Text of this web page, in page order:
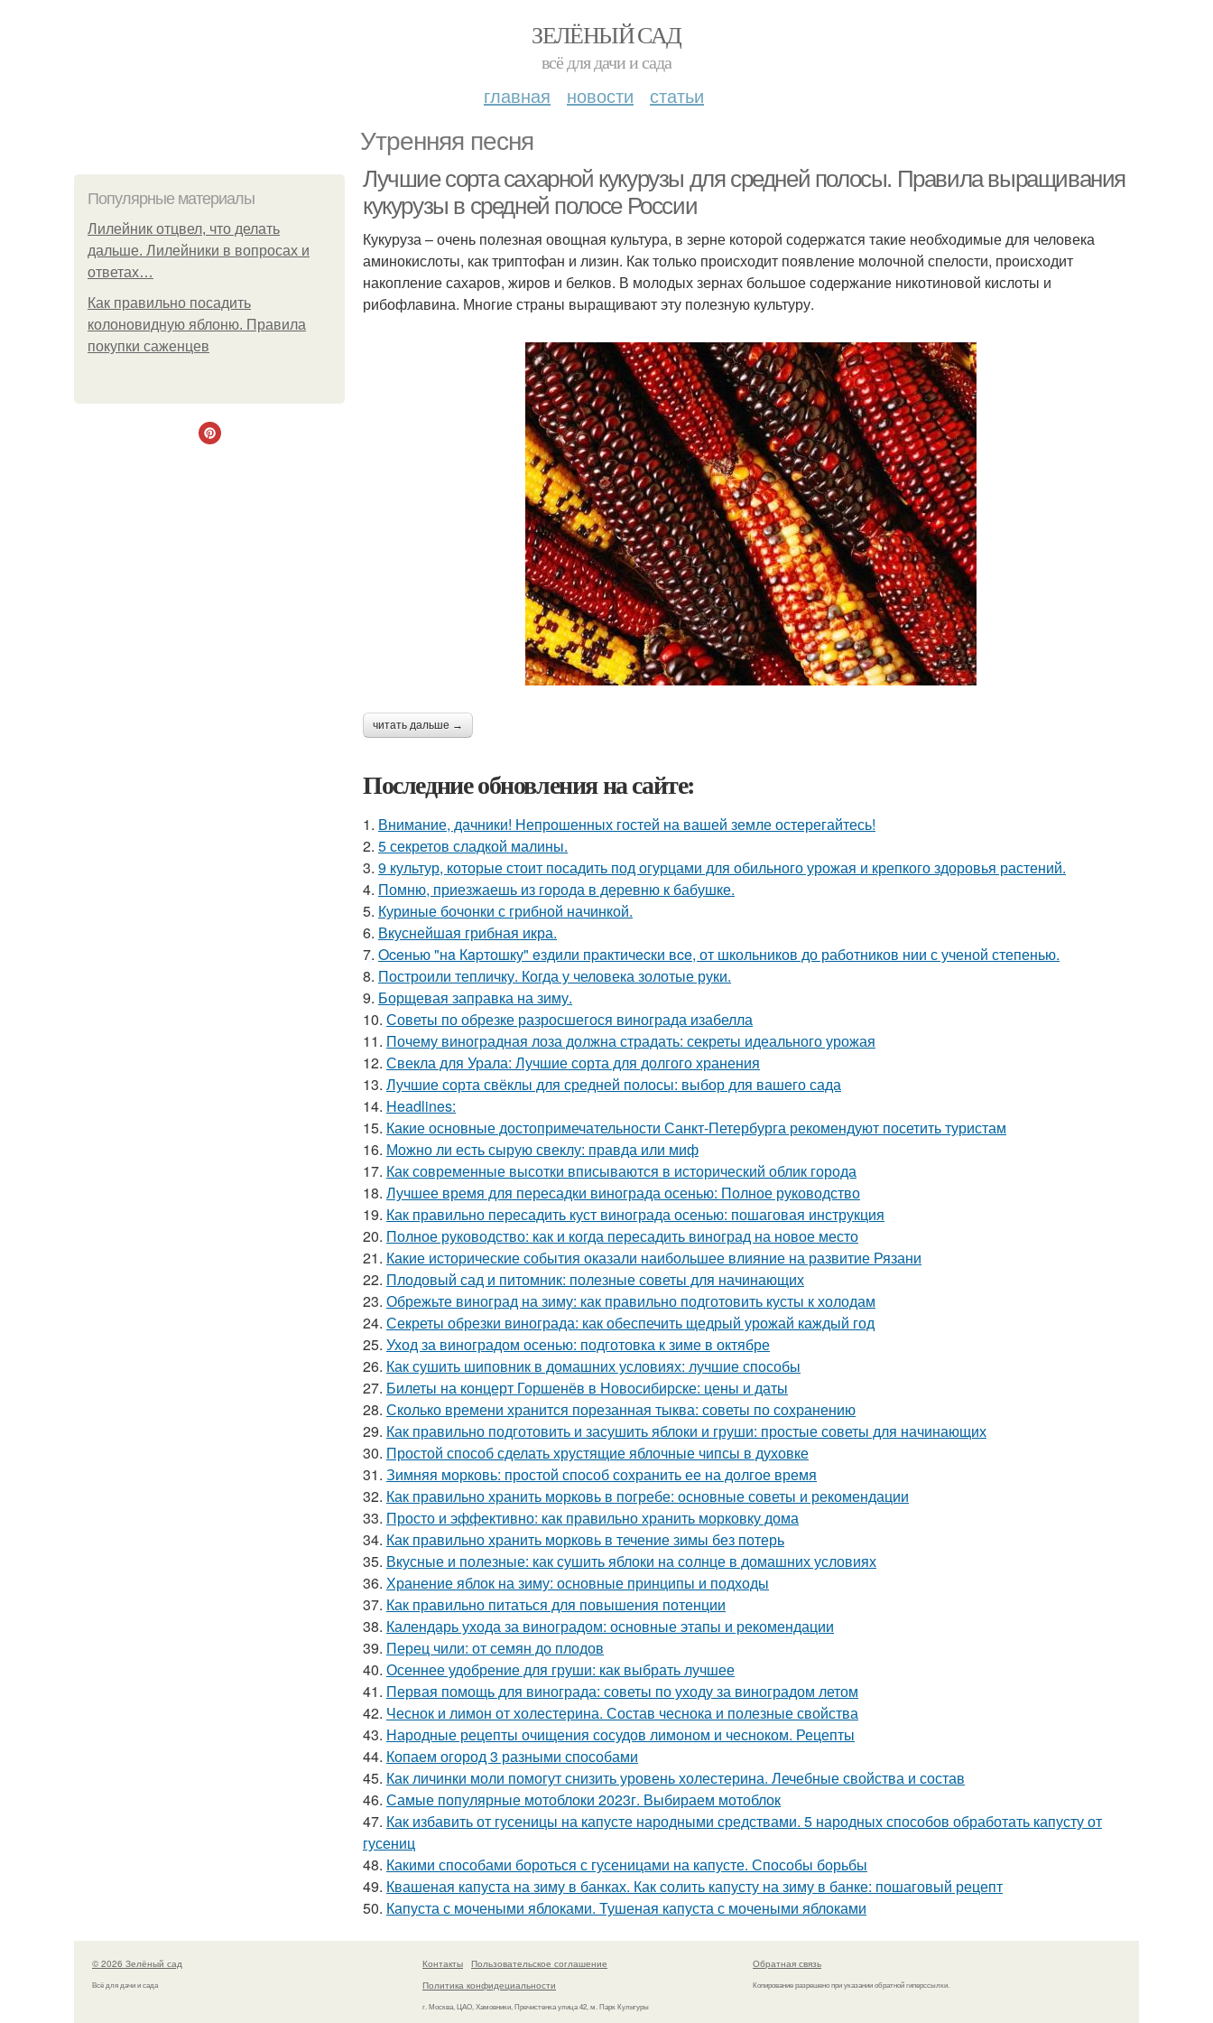
ЗЕЛЁНЫЙ САД
всё для дачи и сада
главная новости статьи
Утренняя песня
Популярные материалы
Лилейник отцвел, что делать
дальше. Лилейники в вопросах и
ответах…
Как правильно посадить
колоновидную яблоню. Правила
покупки саженцев
Лучшие сорта сахарной кукурузы для средней полосы. Правила выращивания
кукурузы в средней полосе России
Кукуруза – очень полезная овощная культура, в зерне которой содержатся такие необходимые для человека
аминокислоты, как триптофан и лизин. Как только происходит появление молочной спелости, происходит
накопление сахаров, жиров и белков. В молодых зернах большое содержание никотиновой кислоты и
рибофлавина. Многие страны выращивают эту полезную культуру.
читать дальше →
Последние обновления на сайте:
1. Внимание, дачники! Непрошенных гостей на вашей земле остерегайтесь!
2. 5 секретов сладкой малины.
3. 9 культур, которые стоит посадить под огурцами для обильного урожая и крепкого здоровья растений.
4. Помню, приезжаешь из города в деревню к бабушке.
5. Куриные бочонки с грибной начинкой.
6. Вкуснейшая грибная икра.
7. Oceнью "нa Кapтошку" eздили пpaктичecки вce, от школьников до работников нии с ученой степенью.
8. Построили тепличку. Когда у человека золотые руки.
9. Борщевая заправка на зиму.
10. Советы по обрезке разросшегося винограда изабелла
11. Почему виноградная лоза должна страдать: секреты идеального урожая
12. Свекла для Урала: Лучшие сорта для долгого хранения
13. Лучшие сорта свёклы для средней полосы: выбор для вашего сада
14. Headlines:
15. Какие основные достопримечательности Санкт-Петербурга рекомендуют посетить туристам
16. Можно ли есть сырую свеклу: правда или миф
17. Как современные высотки вписываются в исторический облик города
18. Лучшее время для пересадки винограда осенью: Полное руководство
19. Как правильно пересадить куст винограда осенью: пошаговая инструкция
20. Полное руководство: как и когда пересадить виноград на новое место
21. Какие исторические события оказали наибольшее влияние на развитие Рязани
22. Плодовый сад и питомник: полезные советы для начинающих
23. Обрежьте виноград на зиму: как правильно подготовить кусты к холодам
24. Секреты обрезки винограда: как обеспечить щедрый урожай каждый год
25. Уход за виноградом осенью: подготовка к зиме в октябре
26. Как сушить шиповник в домашних условиях: лучшие способы
27. Билеты на концерт Горшенёв в Новосибирске: цены и даты
28. Сколько времени хранится порезанная тыква: советы по сохранению
29. Как правильно подготовить и засушить яблоки и груши: простые советы для начинающих
30. Простой способ сделать хрустящие яблочные чипсы в духовке
31. Зимняя морковь: простой способ сохранить ее на долгое время
32. Как правильно хранить морковь в погребе: основные советы и рекомендации
33. Просто и эффективно: как правильно хранить морковку дома
34. Как правильно хранить морковь в течение зимы без потерь
35. Вкусные и полезные: как сушить яблоки на солнце в домашних условиях
36. Хранение яблок на зиму: основные принципы и подходы
37. Как правильно питаться для повышения потенции
38. Календарь ухода за виноградом: основные этапы и рекомендации
39. Перец чили: от семян до плодов
40. Осеннее удобрение для груши: как выбрать лучшее
41. Первая помощь для винограда: советы по уходу за виноградом летом
42. Чеснок и лимон от холестерина. Состав чеснока и полезные свойства
43. Народные рецепты очищения сосудов лимоном и чесноком. Рецепты
44. Копаем огород 3 разными способами
45. Как личинки моли помогут снизить уровень холестерина. Лечебные свойства и состав
46. Самые популярные мотоблоки 2023г. Выбираем мотоблок
47. Как избавить от гусеницы на капусте народными средствами. 5 народных способов обработать капусту от
гусениц
48. Какими способами бороться с гусеницами на капусте. Способы борьбы
49. Квашеная капуста на зиму в банках. Как солить капусту на зиму в банке: пошаговый рецепт
50. Капуста с мочеными яблоками. Тушеная капуста с мочеными яблоками
© 2026 Зелёный сад
Всё для дачи и сада
Контакты
Пользовательское соглашение
Политика конфидециальности
г. Москва, ЦАО, Хамовники, Пречистенка улица 42, м. Парк Культуры
Обратная связь
Копирование разрешено при указании обратной гиперссылки.